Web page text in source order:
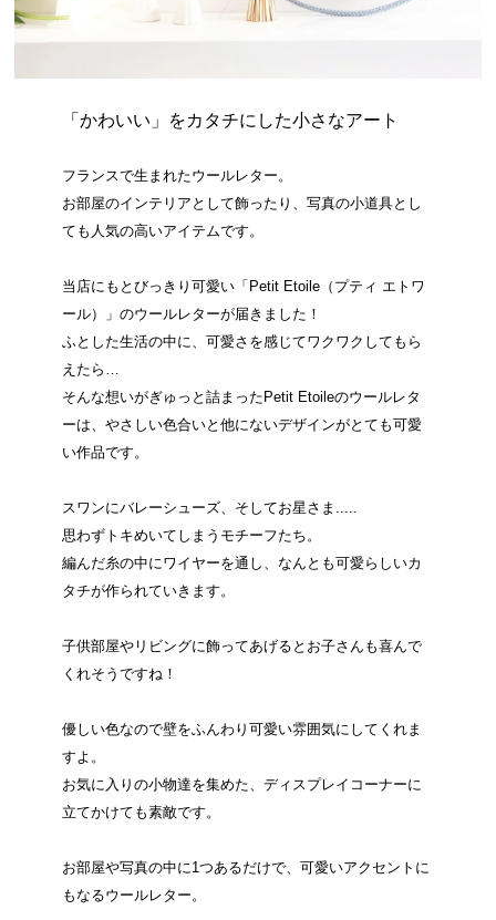
「かわいい」をカタチにした小さなアート
フランスで生まれたウールレター。
お部屋のインテリアとして飾ったり、写真の小道具とし
ても人気の高いアイテムです。
当店にもとびっきり可愛い「Petit Etoile（プティ エトワ
ール）」のウールレターが届きました！
ふとした生活の中に、可愛さを感じてワクワクしてもら
えたら…
そんな想いがぎゅっと詰まったPetit Etoileのウールレタ
ーは、やさしい色合いと他にないデザインがとても可愛
い作品です。
スワンにバレーシューズ、そしてお星さま.....
思わずトキめいてしまうモチーフたち。
編んだ糸の中にワイヤーを通し、なんとも可愛らしいカ
タチが作られていきます。
子供部屋やリビングに飾ってあげるとお子さんも喜んで
くれそうですね！
優しい色なので壁をふんわり可愛い雰囲気にしてくれま
すよ。
お気に入りの小物達を集めた、ディスプレイコーナーに
立てかけても素敵です。
お部屋や写真の中に1つあるだけで、可愛いアクセントに
もなるウールレター。